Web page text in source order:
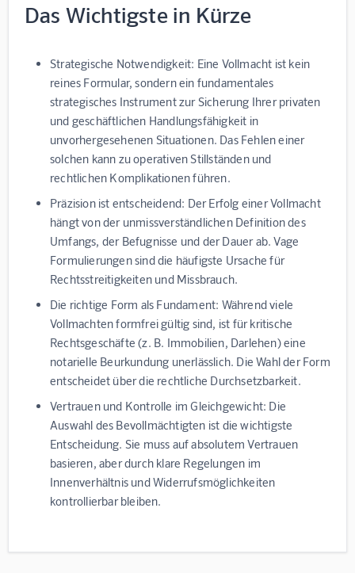
Das Wichtigste in Kürze
Strategische Notwendigkeit: Eine Vollmacht ist kein
reines Formular, sondern ein fundamentales
strategisches Instrument zur Sicherung Ihrer privaten
und geschäftlichen Handlungsfähigkeit in
unvorhergesehenen Situationen. Das Fehlen einer
solchen kann zu operativen Stillständen und
rechtlichen Komplikationen führen.
Präzision ist entscheidend: Der Erfolg einer Vollmacht
hängt von der unmissverständlichen Definition des
Umfangs, der Befugnisse und der Dauer ab. Vage
Formulierungen sind die häufigste Ursache für
Rechtsstreitigkeiten und Missbrauch.
Die richtige Form als Fundament: Während viele
Vollmachten formfrei gültig sind, ist für kritische
Rechtsgeschäfte (z. B. Immobilien, Darlehen) eine
notarielle Beurkundung unerlässlich. Die Wahl der Form
entscheidet über die rechtliche Durchsetzbarkeit.
Vertrauen und Kontrolle im Gleichgewicht: Die
Auswahl des Bevollmächtigten ist die wichtigste
Entscheidung. Sie muss auf absolutem Vertrauen
basieren, aber durch klare Regelungen im
Innenverhältnis und Widerrufsmöglichkeiten
kontrollierbar bleiben.